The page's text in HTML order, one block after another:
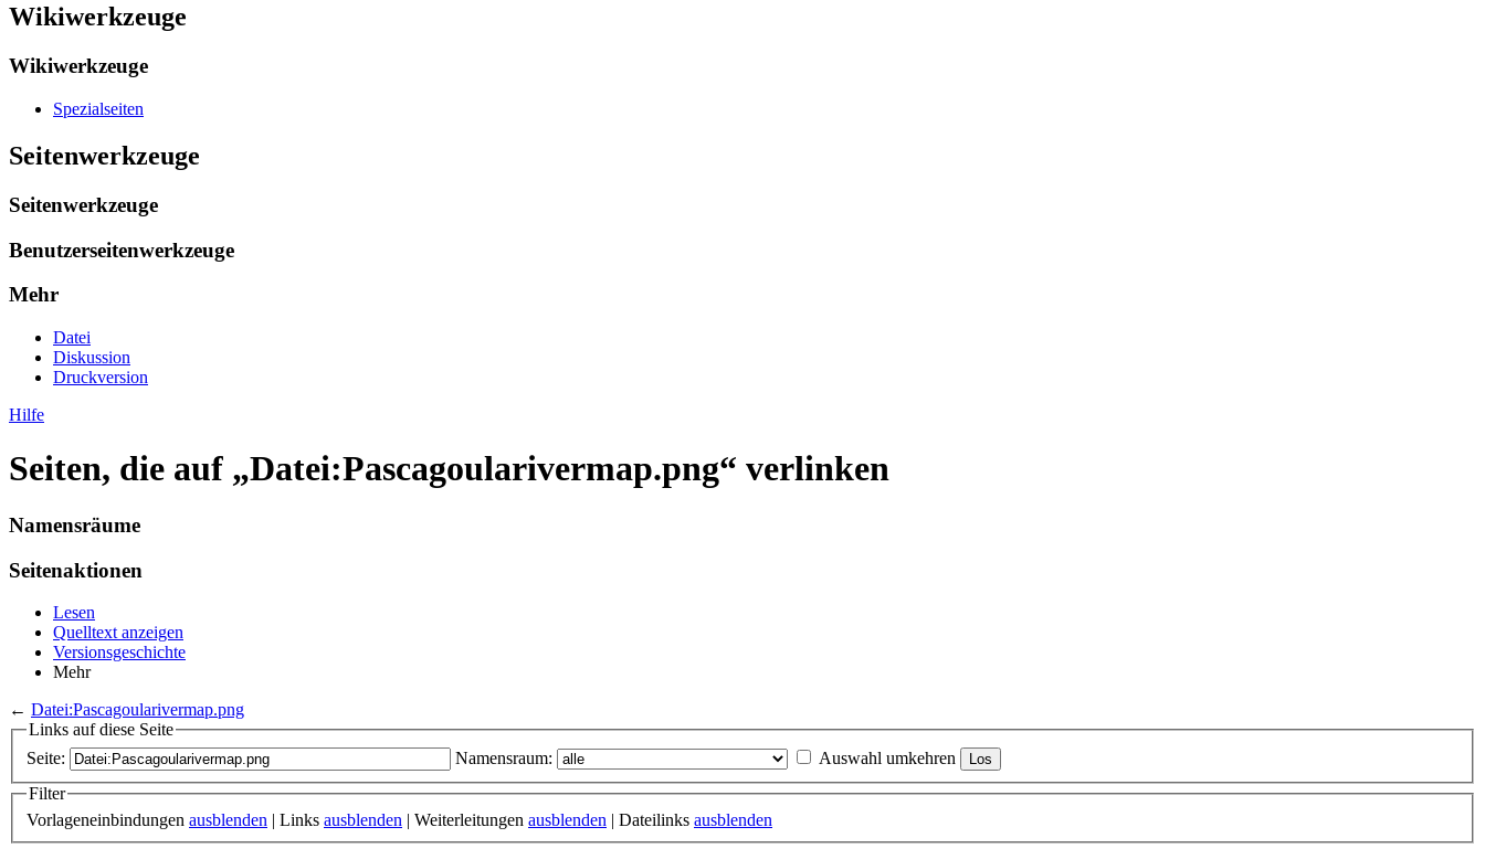
Wikiwerkzeuge
Wikiwerkzeuge
Spezialseiten
Seitenwerkzeuge
Seitenwerkzeuge
Benutzerseitenwerkzeuge
Mehr
Datei
Diskussion
Druckversion
Hilfe
Seiten, die auf „Datei:Pascagoularivermap.png“ verlinken
Namensräume
Seitenaktionen
Lesen
Quelltext anzeigen
Versionsgeschichte
Mehr
← Datei:Pascagoularivermap.png
Links auf diese Seite
Seite:
Namensraum:
Auswahl umkehren
Filter
Vorlageneinbindungen ausblenden | Links ausblenden | Weiterleitungen ausblenden | Dateilinks ausblenden